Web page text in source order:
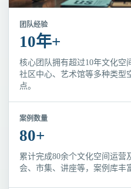
团队经验
10年+
核心团队拥有超过10年文化空
社区中心、艺术馆等多种类型
点。
案例数量
80+
累计完成80余个文化空间运营
会、市集、讲座等，案例库丰